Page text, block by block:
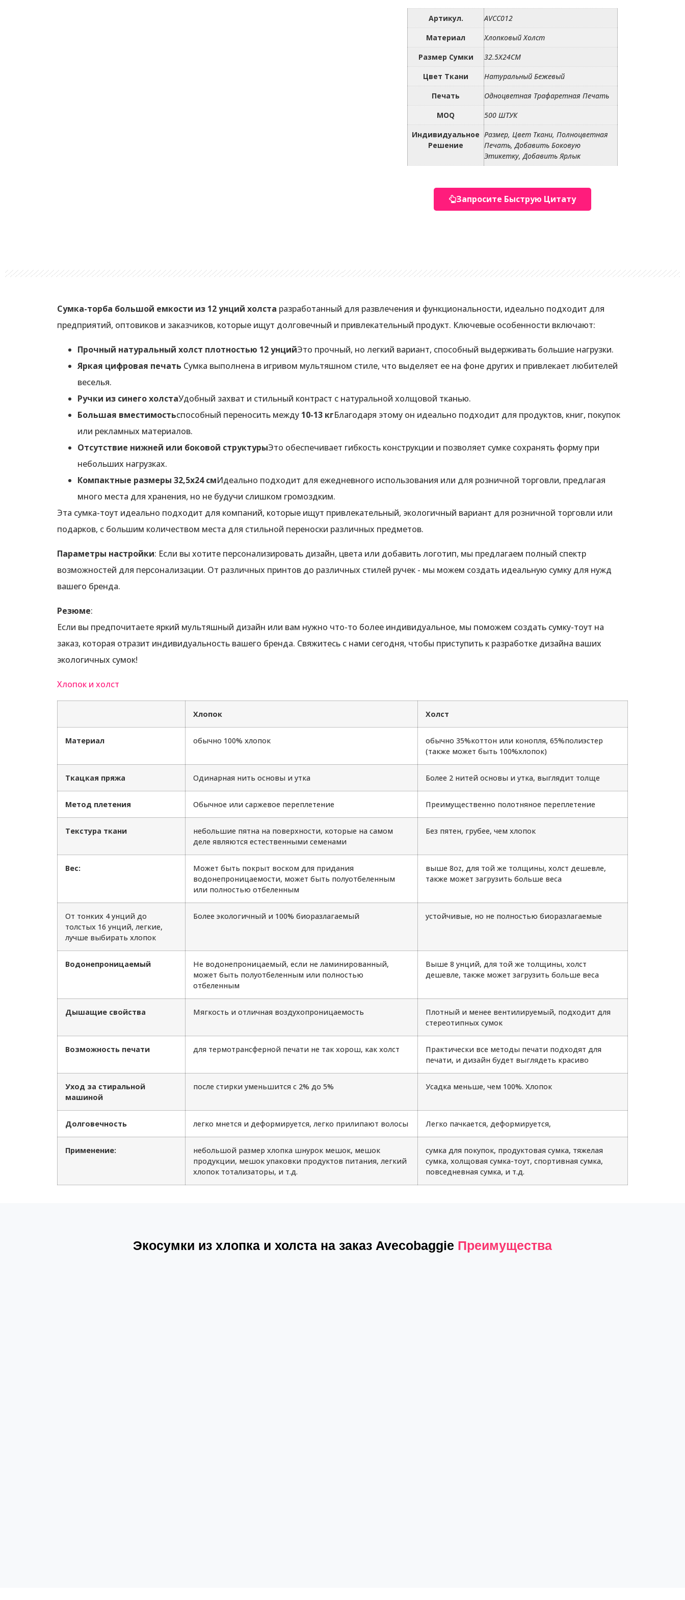
Артикул.
AVCC012
Материал
Хлопковый Холст
Размер Сумки
32.5X24CM
Цвет Ткани
Натуральный Бежевый
Печать
Одноцветная Трафаретная Печать
MOQ
500 ШТУК
Индивидуальное
Решение
Размер, Цвет Ткани, Полноцветная
Печать, Добавить Боковую
Этикетку, Добавить Ярлык
Запросите Быструю Цитату
Сумка-торба большой емкости из 12 унций холста разработанный для развлечения и функциональности, идеально подходит для
предприятий, оптовиков и заказчиков, которые ищут долговечный и привлекательный продукт. Ключевые особенности включают:
Прочный натуральный холст плотностью 12 унцийЭто прочный, но легкий вариант, способный выдерживать большие нагрузки.
Яркая цифровая печать Сумка выполнена в игривом мультяшном стиле, что выделяет ее на фоне других и привлекает любителей
веселья.
Ручки из синего холстаУдобный захват и стильный контраст с натуральной холщовой тканью.
Большая вместимостьспособный переносить между 10-13 кгБлагодаря этому он идеально подходит для продуктов, книг, покупок
или рекламных материалов.
Отсутствие нижней или боковой структурыЭто обеспечивает гибкость конструкции и позволяет сумке сохранять форму при
небольших нагрузках.
Компактные размеры 32,5x24 смИдеально подходит для ежедневного использования или для розничной торговли, предлагая
много места для хранения, но не будучи слишком громоздким.
Эта сумка-тоут идеально подходит для компаний, которые ищут привлекательный, экологичный вариант для розничной торговли или
подарков, с большим количеством места для стильной переноски различных предметов.
Параметры настройки: Если вы хотите персонализировать дизайн, цвета или добавить логотип, мы предлагаем полный спектр
возможностей для персонализации. От различных принтов до различных стилей ручек - мы можем создать идеальную сумку для нужд
вашего бренда.
Резюме:
Если вы предпочитаете яркий мультяшный дизайн или вам нужно что-то более индивидуальное, мы поможем создать сумку-тоут на
заказ, которая отразит индивидуальность вашего бренда. Свяжитесь с нами сегодня, чтобы приступить к разработке дизайна ваших
экологичных сумок!
Хлопок и холст
Хлопок Холст
Материал обычно 100% хлопок
обычно 35%коттон или конопля, 65%полиэстер
(также может быть 100%хлопок)
Ткацкая пряжа Одинарная нить основы и утка Более 2 нитей основы и утка, выглядит толще
Метод плетения Обычное или саржевое переплетение Преимущественно полотняное переплетение
Текстура ткани
небольшие пятна на поверхности, которые на самом
деле являются естественными семенами
Без пятен, грубее, чем хлопок
Вес:
Может быть покрыт воском для придания
водонепроницаемости, может быть полуотбеленным
или полностью отбеленным
выше 8oz, для той же толщины, холст дешевле,
также может загрузить больше веса
От тонких 4 унций до
толстых 16 унций, легкие,
лучше выбирать хлопок
Более экологичный и 100% биоразлагаемый устойчивые, но не полностью биоразлагаемые
Водонепроницаемый
Не водонепроницаемый, если не ламинированный,
может быть полуотбеленным или полностью
отбеленным
Выше 8 унций, для той же толщины, холст
дешевле, также может загрузить больше веса
Дышащие свойства Мягкость и отличная воздухопроницаемость
Плотный и менее вентилируемый, подходит для
стереотипных сумок
Возможность печати для термотрансферной печати не так хорош, как холст
Практически все методы печати подходят для
печати, и дизайн будет выглядеть красиво
Уход за стиральной
машиной
после стирки уменьшится с 2% до 5% Усадка меньше, чем 100%. Хлопок
Долговечность легко мнется и деформируется, легко прилипают волосы Легко пачкается, деформируется,
Применение:
небольшой размер хлопка шнурок мешок, мешок
продукции, мешок упаковки продуктов питания, легкий
хлопок тотализаторы, и т.д.
сумка для покупок, продуктовая сумка, тяжелая
сумка, холщовая сумка-тоут, спортивная сумка,
повседневная сумка, и т.д.
Экосумки из хлопка и холста на заказ Avecobaggie Преимущества